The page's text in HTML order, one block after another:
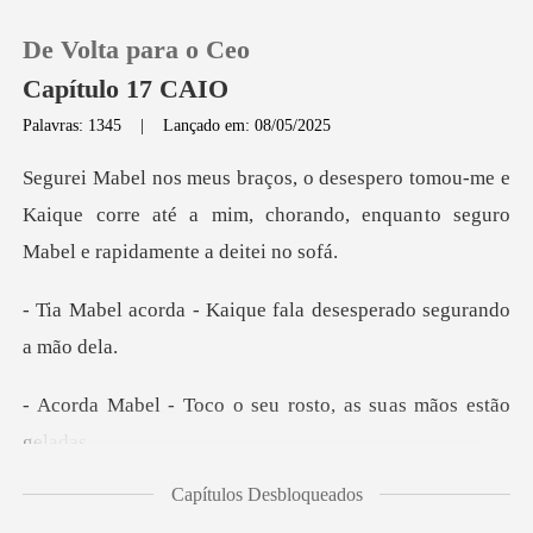
0
Loja
Histórico
De Volta para o Ceo
Capítulo 17 CAIO
Palavras: 1345 |Lançado em: 08/05/2025
u-me e
Kaique corre até a mim, chorando, enquan
aique fala desesperado
o o seu rosto, as su
viva? - KaiCapítulos Desbloqueados